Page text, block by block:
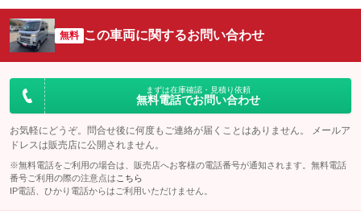
無料 この車両に関するお問い合わせ
まずは在庫確認・見積り依頼
無料電話でお問い合わせ
お気軽にどうぞ。問合せ後に何度もご連絡が届くことはありません。 メールア
ドレスは販売店に公開されません。
※無料電話をご利用の場合は、販売店へお客様の電話番号が通知されます。無料電話
番号ご利用の際の注意点は こちら
IP電話、ひかり電話からはご利用いただけません。